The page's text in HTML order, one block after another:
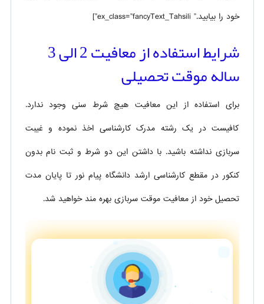
خود را بیابید.” ex_class=”fancyText_Tahsili”]
شرایط استفاده از معافیت 2 الی 3
ساله موقت تحصیلی
برای استفاده از این معافیت هیچ شرط سنی وجود ندارد.
کافیست در یک رشته مدرک کارشناسی اخذ نموده و غیبت
سربازی نداشته باشید. با داشتن این دو شرط و ثبت نام بدون
کنکور در مقطع کارشناسی ارشد دانشگاه پیام نور تا پایان مدت
تحصیل خود از معافیت موقت سربازی بهره مند خواهید شد.